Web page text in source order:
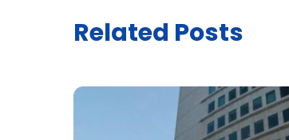
Related Posts